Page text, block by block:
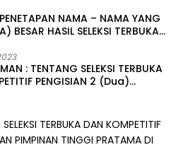
NAMA – NAMA YANG
BESAR HASIL SELEKSI TERBUKA
KABUPATEN KONAWE
: TENTANG SELEKSI TERBUKA
PENGISIAN 2 (Dua)
KONAWE